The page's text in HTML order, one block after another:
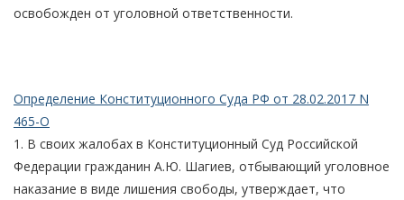
освобожден от уголовной ответственности.
Определение Конституционного Суда РФ от 28.02.2017 N
465-О
1. В своих жалобах в Конституционный Суд Российской
Федерации гражданин А.Ю. Шагиев, отбывающий уголовное
наказание в виде лишения свободы, утверждает, что